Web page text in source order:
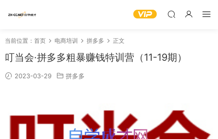
当前位置： 首页 电商培训 拼多多 正文
叮当会·拼多多粗暴赚钱特训营（11-19期）
2023-03-29 拼多多